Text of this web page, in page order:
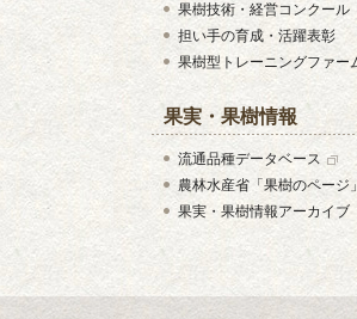
果樹技術・経営コンクール
担い手の育成・活躍表彰
果樹型トレーニングファー
果実・果樹情報
流通品種データベース
農林水産省「果樹のページ
果実・果樹情報アーカイブ